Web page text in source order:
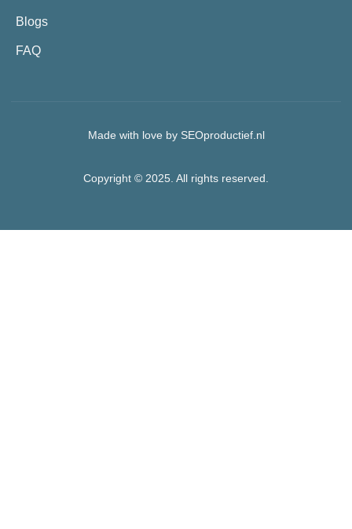
Blogs
FAQ
Made with love by SEOproductief.nl
Copyright © 2025. All rights reserved.